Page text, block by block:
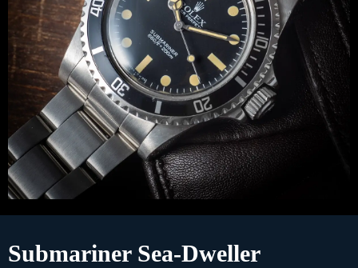
Submariner Sea-Dweller